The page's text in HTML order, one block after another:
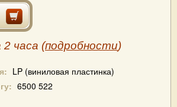
часа (подробности)
LP (виниловая пластинка)
6500 522